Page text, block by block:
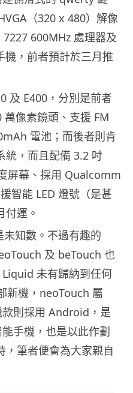
（320 x 480）解像
600MHz 處理器及
機，前者預計於三月推
及 E400，分別是前者
像素鏡頭、支援 FM
電池；而後者則肯
，而且配備 3.2 吋
屏幕、採用 Qualcomm
智能 LED 燈號（是甚
付運。
知數。不過有趣的
及 beTouch 也
未有歸納到任何
新機，neoTouch 屬
則採用 Android，是
手機，也是以此作劃
，筆者便會為大家親自